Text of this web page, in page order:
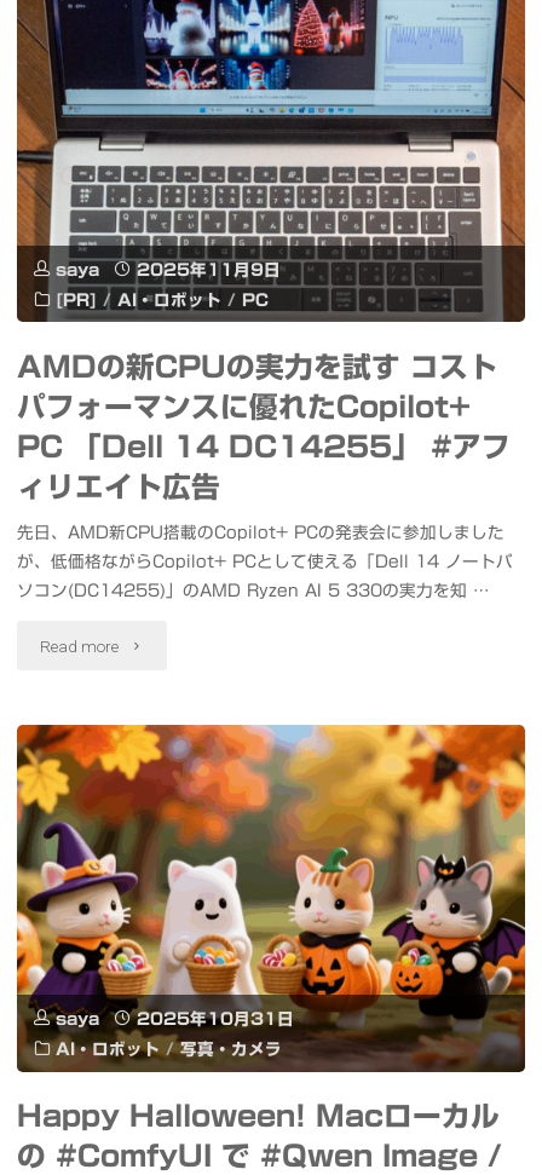
定
カ
フ
ェ
「HP
AI
Lifestyle
Cafe」"
比
較
や
Wan2.2
で
の
動
画
も
#Qwen
リ
ス
マ
ス"
動
作
の
DeepSeek
に
国
局
の
意
い
て
た
ら
と
ん
で
も
saya
2025年11月9日
[PR] / AI・ロボット / PC
AMDの新CPUの実力を試す コスト
パフォーマンスに優れたCopilot+
PC 「Dell 14 DC14255」 #アフ
ィリエイト広告
先日、AMD新CPU搭載のCopilot+ PCの発表会に参加しました
が、低価格ながらCopilot+ PCとして使える「Dell 14 ノートパ
ソコン(DC14255)」のAMD Ryzen AI 5 330の実力を知 …
Read more "AMD
新
実
力
を
試
コ
saya
2025年10月31日
AI・ロボット / 写真・カメラ
Happy Halloween! Macローカル
の #ComfyUI で #Qwen Image /